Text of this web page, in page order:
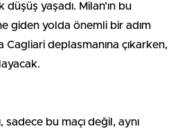
yaşadı. Milan’ın bu
giden yolda önemli bir adım
deplasmanına çıkarken,
sadece bu maçı değil, aynı